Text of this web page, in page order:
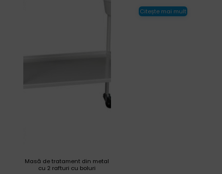
Citește mai mult
Masă de tratament din metal
cu 2 rafturi cu boluri